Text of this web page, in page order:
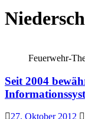
Feuerwehr-
Seit 2004
27. Oktober 2012